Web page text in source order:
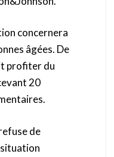
concernera
âgées. De
profiter du
20
de